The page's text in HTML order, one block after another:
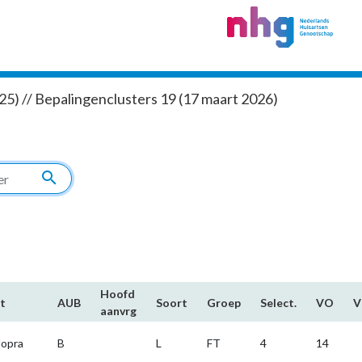
// Bepalingenclusters 19 (17 maart 2026)
search
AUB
Hoofd​
aanvrg
Soort Groep Select. VO
B L FT 4 14